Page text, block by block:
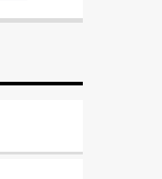
mederben
Omega